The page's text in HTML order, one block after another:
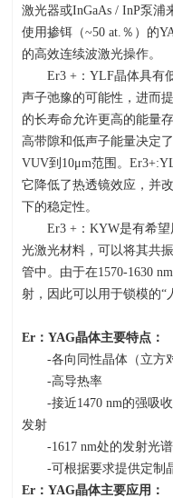
激光器或InGaAs / InP泵浦
使用掺铒（~50 at. ％）的
的高效连续波激光操作。
Er3 +：YLF晶体具有
声子弛豫的可能性，进而
的长寿命允许更高的能量
高带隙和低声子能量决定
VUV到 10μm范围。
它降低了热透镜效应，并
下的稳定性。
Er3 +：KYW是有希
光激光材料，可以将其共
管中。由于在1570-1630 nm
射，因此可以用于锁模的“
Er ：YAG晶体主要特点：
-各向同性晶体（立方
-高导热率
-接近1470 nm的强吸
发射
-1617 nm处的发射光
-可根据要求提供定制
Er ：YAG晶体主要应用：